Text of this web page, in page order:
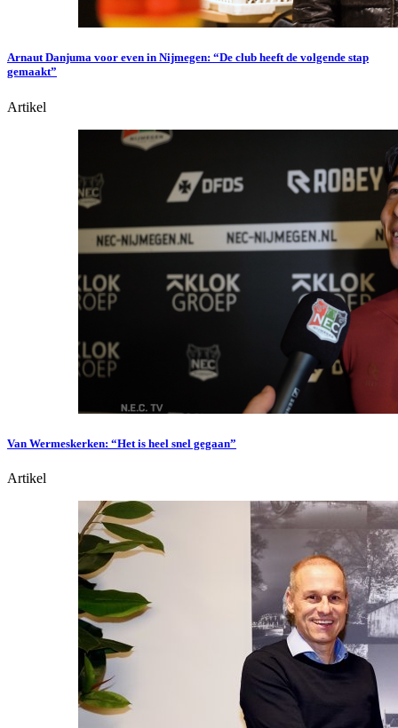
Arnaut Danjuma voor even in Nijmegen: “De club heeft de volgende stap
gemaakt”
Artikel
Van Wermeskerken: “Het is heel snel gegaan”
Artikel